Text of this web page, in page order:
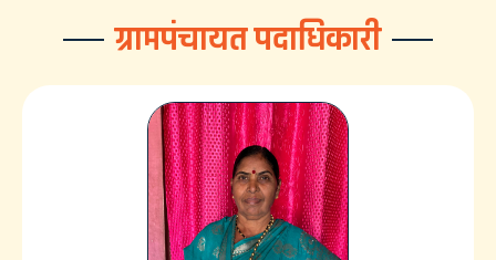
ग्रामपंचायत पदाधिकारी